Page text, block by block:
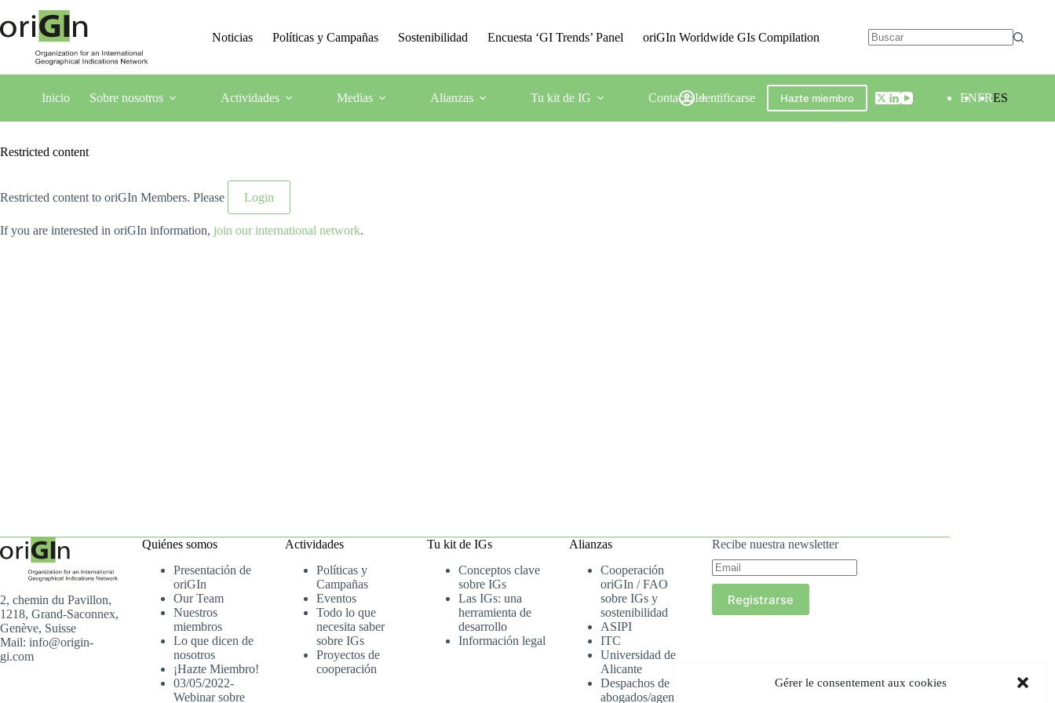
Gérer le consentement aux cookies
Noticias Políticas y Campañas Sostenibilidad Encuesta ‘GI Trends’ Panel oriGIn Worldwide GIs Compilation
Inicio Sobre nosotros Actividades Medias Alianzas Tu kit de IG ContactoIdentificarse Hazte miembro ENFRES
Restricted content
Restricted content to oriGIn Members. Please Login
If you are interested in oriGIn information, join our international network.
2, chemin du Pavillon,
1218, Grand-Saconnex,
Genève, Suisse
Mail: info@origin-
gi.com
Quiénes somos
Presentación de
oriGIn
Our Team
Nuestros
miembros
Lo que dicen de
nosotros
¡Hazte Miembro!
03/05/2022-
Webinar sobre
Actividades
Políticas y
Campañas
Eventos
Todo lo que
necesita saber
sobre IGs
Proyectos de
cooperación
Tu kit de IGs
Conceptos clave
sobre IGs
Las IGs: una
herramienta de
desarrollo
Información legal
Alianzas
Cooperación
oriGIn / FAO
sobre IGs y
sostenibilidad
ASIPI
ITC
Universidad de
Alicante
Despachos de
abogados/agenci
Recibe nuestra newsletter
Registrarse